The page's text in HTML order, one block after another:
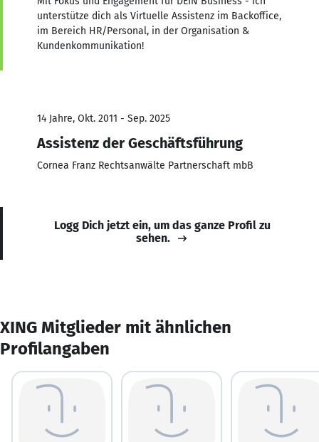
unterstütze dich als Virtuelle Assistenz im Backoffice,
im Bereich HR/Personal, in der Organisation &
Kundenkommunikation!
14 Jahre, Okt. 2011 - Sep. 2025
Assistenz der Geschäftsführung
Cornea Franz Rechtsanwälte Partnerschaft mbB
Logg Dich jetzt ein, um das ganze Profil zu
sehen.
XING Mitglieder mit ähnlichen
Profilangaben